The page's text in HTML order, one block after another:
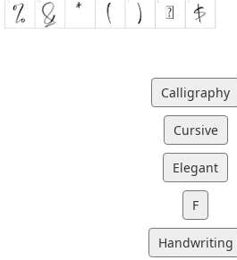
Calligraphy
Cursive
Elegant
F
Handwriting